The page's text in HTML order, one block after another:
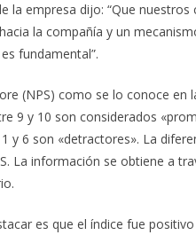
la empresa dijo: “Que
la compañía y un
fundamental”.
(NPS) como se lo conoce
9 y 10 son considerados
y 6 son «detractores». La
La información se obtiene a
es que el índice fue